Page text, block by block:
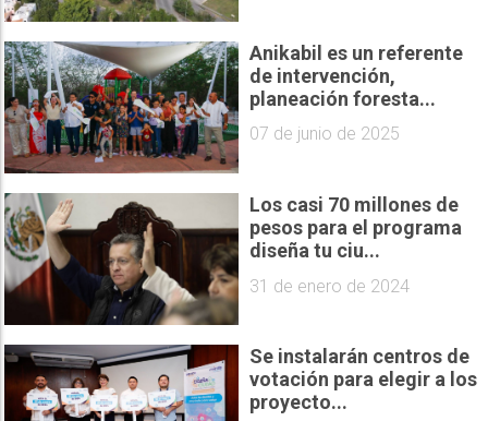
Anikabil es un referente
de intervención,
planeación foresta...
07 de junio de 2025
Los casi 70 millones de
pesos para el programa
diseña tu ciu...
31 de enero de 2024
Se instalarán centros de
votación para elegir a los
proyecto...